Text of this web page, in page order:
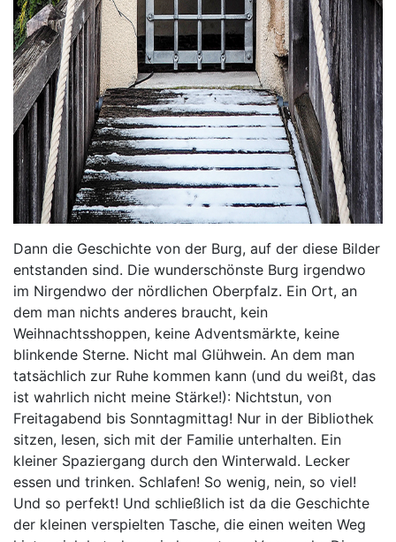
Dann die Geschichte von der Burg, auf der diese Bilder
entstanden sind. Die wunderschönste Burg irgendwo
im Nirgendwo der nördlichen Oberpfalz. Ein Ort, an
dem man nichts anderes braucht, kein
Weihnachtsshoppen, keine Adventsmärkte, keine
blinkende Sterne. Nicht mal Glühwein. An dem man
tatsächlich zur Ruhe kommen kann (und du weißt, das
ist wahrlich nicht meine Stärke!): Nichtstun, von
Freitagabend bis Sonntagmittag! Nur in der Bibliothek
sitzen, lesen, sich mit der Familie unterhalten. Ein
kleiner Spaziergang durch den Winterwald. Lecker
essen und trinken. Schlafen! So wenig, nein, so viel!
Und so perfekt! Und schließlich ist da die Geschichte
der kleinen verspielten Tasche, die einen weiten Weg